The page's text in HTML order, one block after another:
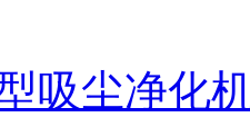
吸尘净化